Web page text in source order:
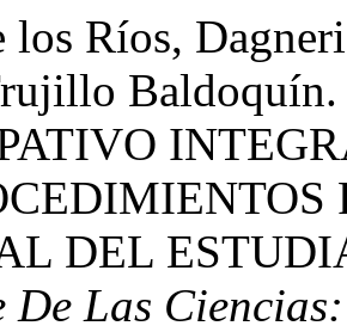
los Ríos,
DEL
De Las